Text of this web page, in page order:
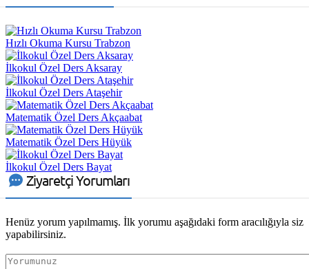
Hızlı Okuma Kursu Trabzon
İlkokul Özel Ders Aksaray
İlkokul Özel Ders Ataşehir
Matematik Özel Ders Akçaabat
Matematik Özel Ders Hüyük
İlkokul Özel Ders Bayat
Ziyaretçi Yorumları
Henüz yorum yapılmamış. İlk yorumu aşağıdaki form aracılığıyla siz
yapabilirsiniz.